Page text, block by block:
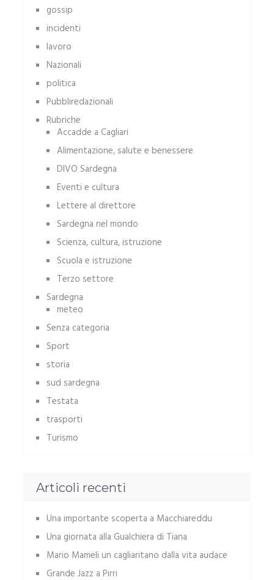
gossip
incidenti
lavoro
Nazionali
politica
Pubbliredazionali
Rubriche
Accadde a Cagliari
Alimentazione, salute e benessere
DIVO Sardegna
Eventi e cultura
Lettere al direttore
Sardegna nel mondo
Scienza, cultura, istruzione
Scuola e istruzione
Terzo settore
Sardegna
meteo
Senza categoria
Sport
storia
sud sardegna
Testata
trasporti
Turismo
Articoli recenti
Una importante scoperta a Macchiareddu
Una giornata alla Gualchiera di Tiana
Mario Mameli un cagliaritano dalla vita audace
Grande Jazz a Pirri